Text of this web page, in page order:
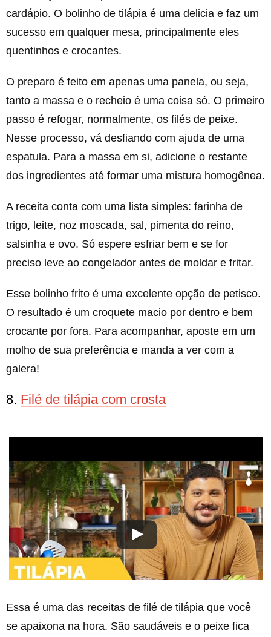
cardápio. O bolinho de tilápia é uma delicia e faz um
sucesso em qualquer mesa, principalmente eles
quentinhos e crocantes.
O preparo é feito em apenas uma panela, ou seja,
tanto a massa e o recheio é uma coisa só. O primeiro
passo é refogar, normalmente, os filés de peixe.
Nesse processo, vá desfiando com ajuda de uma
espatula. Para a massa em si, adicione o restante
dos ingredientes até formar uma mistura homogênea.
A receita conta com uma lista simples: farinha de
trigo, leite, noz moscada, sal, pimenta do reino,
salsinha e ovo. Só espere esfriar bem e se for
preciso leve ao congelador antes de moldar e fritar.
Esse bolinho frito é uma excelente opção de petisco.
O resultado é um croquete macio por dentro e bem
crocante por fora. Para acompanhar, aposte em um
molho de sua preferência e manda a ver com a
galera!
8. Filé de tilápia com crosta
Essa é uma das receitas de filé de tilápia que você
se apaixona na hora. São saudáveis e o peixe fica